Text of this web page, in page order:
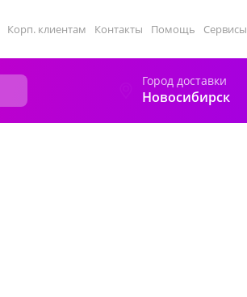
Корп. клиентам Контакты Помощь Сервисы
Город доставки
Новосибирск